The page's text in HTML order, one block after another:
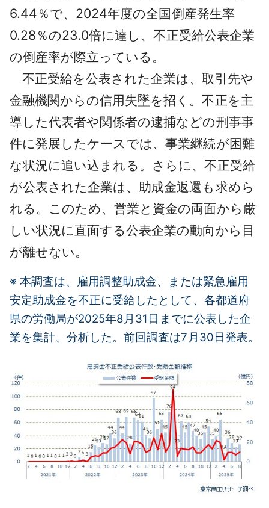
6.44％で、2024年度の全国倒産発生率
0.28％の23.0倍に達し、不正受給公表企業
の倒産率が際立っている。
不正受給を公表された企業は、取引先や
金融機関からの信用失墜を招く。不正を主
導した代表者や関係者の逮捕などの刑事事
件に発展したケースでは、事業継続が困難
な状況に追い込まれる。さらに、不正受給
が公表された企業は、助成金返還も求めら
れる。このため、営業と資金の両面から厳
しい状況に直面する公表企業の動向から目
が離せない。
※ 本調査は、雇用調整助成金、または緊急雇用
安定助成金を不正に受給したとして、各都道府
県の労働局が2025年8月31日までに公表した企
業を集計、分析した。前回調査は7月30日発表。